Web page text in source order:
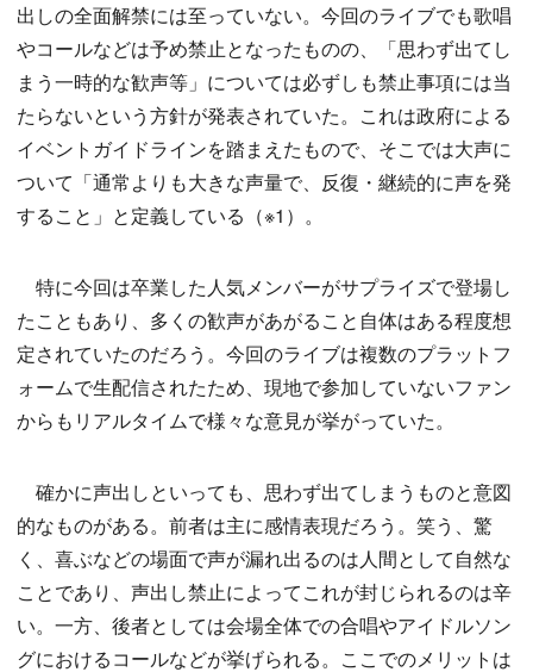
出しの全面解禁には至っていない。今回のライブでも歌唱
やコールなどは予め禁止となったものの、「思わず出てし
まう一時的な歓声等」については必ずしも禁止事項には当
たらないという方針が発表されていた。これは政府による
イベントガイドラインを踏まえたもので、そこでは大声に
ついて「通常よりも大きな声量で、反復・継続的に声を発
すること」と定義している（※1）。
特に今回は卒業した人気メンバーがサプライズで登場し
たこともあり、多くの歓声があがること自体はある程度想
定されていたのだろう。今回のライブは複数のプラットフ
ォームで生配信されたため、現地で参加していないファン
からもリアルタイムで様々な意見が挙がっていた。
確かに声出しといっても、思わず出てしまうものと意図
的なものがある。前者は主に感情表現だろう。笑う、驚
く、喜ぶなどの場面で声が漏れ出るのは人間として自然な
ことであり、声出し禁止によってこれが封じられるのは辛
い。一方、後者としては会場全体での合唱やアイドルソン
グにおけるコールなどが挙げられる。ここでのメリットは